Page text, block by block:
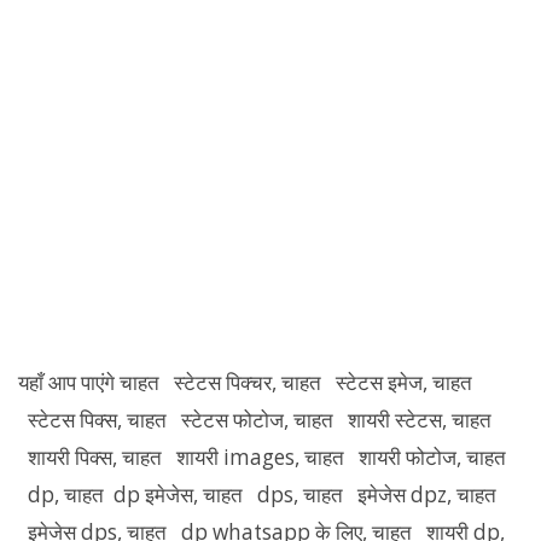
यहाँ आप पाएंगे चाहत स्टेटस पिक्चर, चाहत स्टेटस इमेज, चाहत
स्टेटस पिक्स, चाहत स्टेटस फोटोज, चाहत शायरी स्टेटस, चाहत
शायरी पिक्स, चाहत शायरी images, चाहत शायरी फोटोज, चाहत
dp, चाहत dp इमेजेस, चाहत dps, चाहत इमेजेस dpz, चाहत
इमेजेस dps, चाहत dp whatsapp के लिए, चाहत शायरी dp,